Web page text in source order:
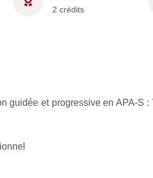
2 crédits
guidée et progressive en APA-S :